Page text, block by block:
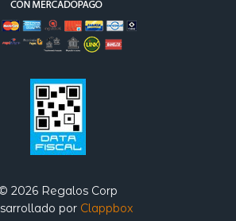
© 2026 Regalos Corp
por Clappbox